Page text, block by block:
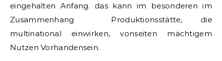
eingehalten Anfang. das kann im besonderen im
Zusammenhang Produktionsstätte, die
multinational einwirken, vonseiten mächtigem
Nutzen Vorhandensein.